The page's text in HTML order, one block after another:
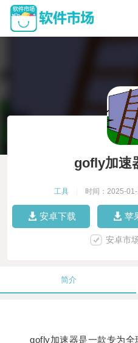
gofly加速
工具 时间：2025-
安卓下载 苹
安卓市
简介
gofly加速器是一款专为全